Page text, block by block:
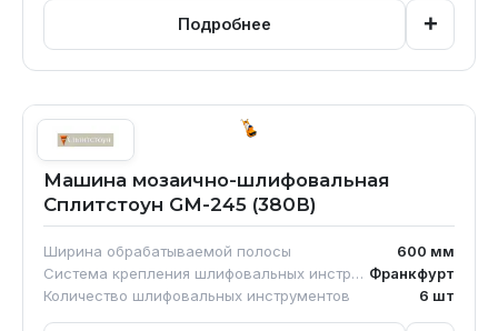
Подробнее +
Машина мозаично-шлифовальная
Сплитстоун GM-245 (380В)
Ширина обрабатываемой полосы 600 мм
Система крепления шлифовальных инструментов Франкфурт
Количество шлифовальных инструментов
6 шт